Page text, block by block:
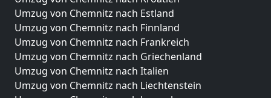
Umzug von Chemnitz nach Estland
Umzug von Chemnitz nach Finnland
Umzug von Chemnitz nach Frankreich
Umzug von Chemnitz nach Griechenland
Umzug von Chemnitz nach Italien
Umzug von Chemnitz nach Liechtenstein